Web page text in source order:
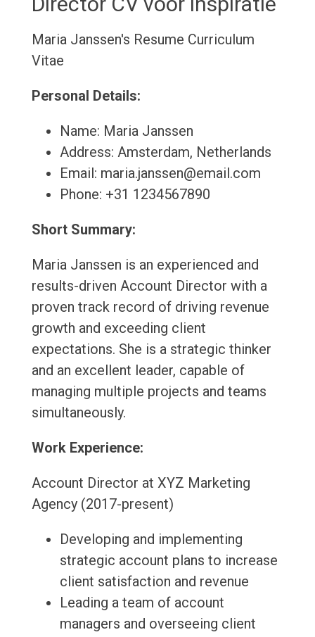
Maria Janssen's Resume Curriculum
Vitae
Personal Details:
Name: Maria Janssen
Address: Amsterdam, Netherlands
Email: maria.janssen@email.com
Phone: +31 1234567890
Short Summary:
Maria Janssen is an experienced and
results-driven Account Director with a
proven track record of driving revenue
growth and exceeding client
expectations. She is a strategic thinker
and an excellent leader, capable of
managing multiple projects and teams
simultaneously.
Work Experience:
Account Director at XYZ Marketing
Agency (2017-present)
Developing and implementing
strategic account plans to increase
client satisfaction and revenue
Leading a team of account
managers and overseeing client